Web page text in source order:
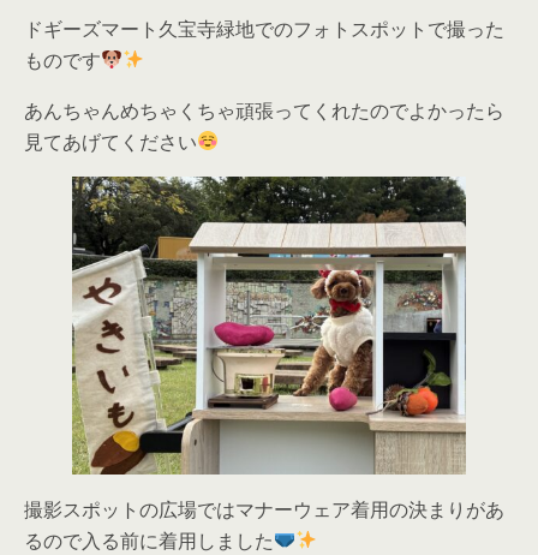
ドギーズマート久宝寺緑地でのフォトスポットで撮った
ものです
あんちゃんめちゃくちゃ頑張ってくれたのでよかったら
見てあげてください
撮影スポットの広場ではマナーウェア着用の決まりがあ
るので入る前に着用しました